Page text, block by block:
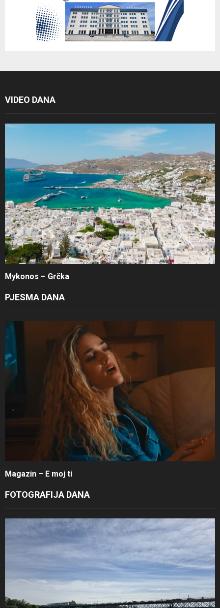
VIDEO DANA
Mykonos – Grčka
PJESMA DANA
Magazin – E moj ti
FOTOGRAFIJA DANA